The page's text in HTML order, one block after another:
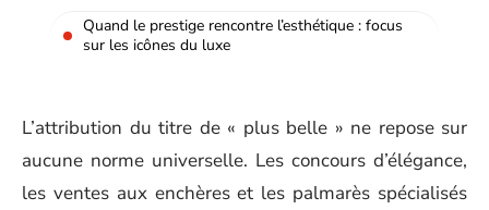
Quand le prestige rencontre l’esthétique : focus
sur les icônes du luxe
L’attribution du titre de « plus belle » ne repose sur
aucune norme universelle. Les concours d’élégance,
les ventes aux enchères et les palmarès spécialisés